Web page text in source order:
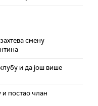
смену
и да још више
и постао члан